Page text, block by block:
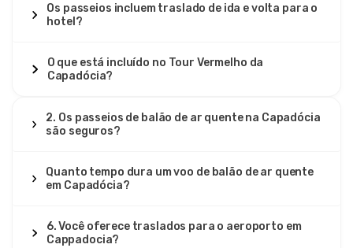
Os passeios incluem traslado de ida e volta para o
hotel?
O que está incluído no Tour Vermelho da
Capadócia?
2. Os passeios de balão de ar quente na Capadócia
são seguros?
Quanto tempo dura um voo de balão de ar quente
em Capadócia?
6. Você oferece traslados para o aeroporto em
Cappadocia?